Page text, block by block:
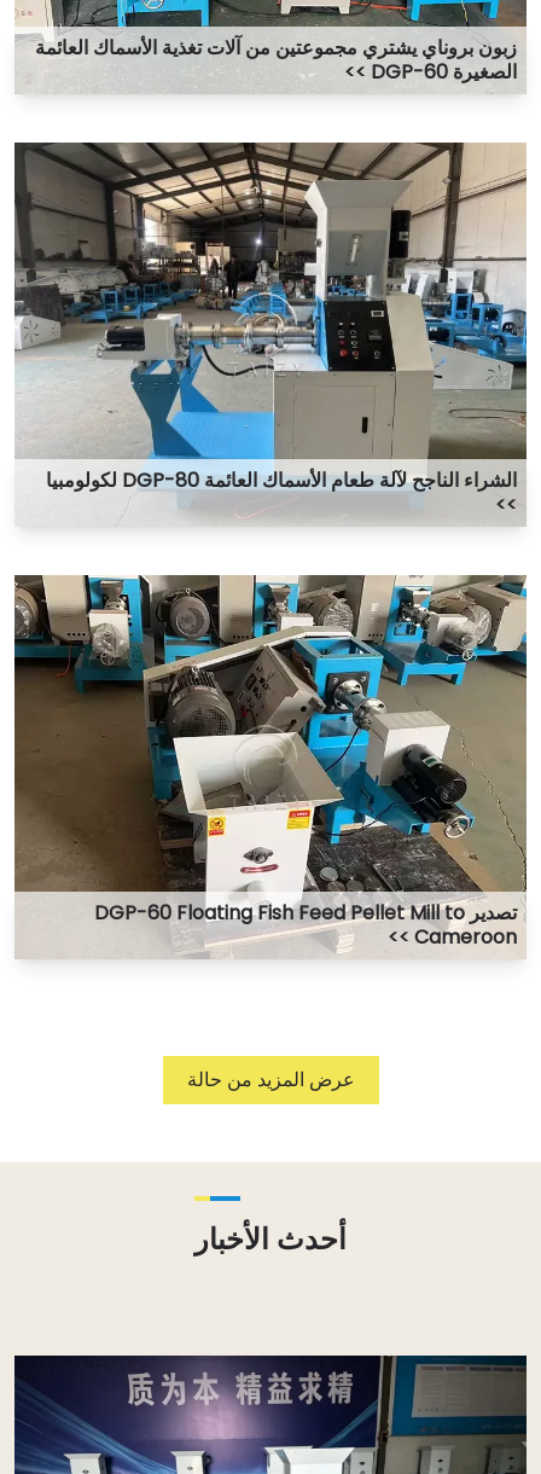
زبون بروناي يشتري مجموعتين من آلات تغذية الأسماك العائمة
الصغيرة DGP-60 >>
الشراء الناجح لآلة طعام الأسماك العائمة DGP-80 لكولومبيا
>>
تصدير DGP-60 Floating Fish Feed Pellet Mill to
Cameroon >>
عرض المزيد من ‏حالة
أحدث الأخبار